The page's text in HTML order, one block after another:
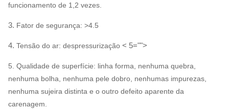
funcionamento de 1,2 vezes.
3. Fator de segurança: >4.5
4. Tensão do ar: despressurização < 5="">
5. Qualidade de superfície: linha forma, nenhuma quebra,
nenhuma bolha, nenhuma pele dobro, nenhumas impurezas,
nenhuma sujeira distinta e o outro defeito aparente da
carenagem.